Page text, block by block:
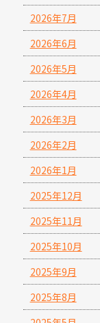
2026年7月
2026年6月
2026年5月
2026年4月
2026年3月
2026年2月
2026年1月
2025年12月
2025年11月
2025年10月
2025年9月
2025年8月